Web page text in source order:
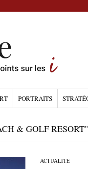
PORTRAITS
& GOLF RESORT"
ACTUALITÉ